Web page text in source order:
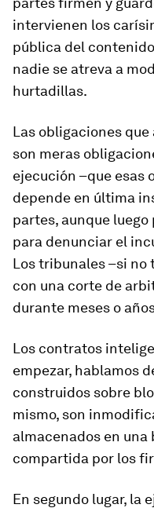
intervienen los
pública del
nadie se atreva a
hurtadillas.
Las obligaciones
son meras
ejecución –que esas
depende en última
partes, aunque
para denunciar el
Los tribunales –si no
con una corte de
durante meses o
Los contratos
empezar, hablamos
construidos sobre
mismo, son
almacenados en
compartida por los
En segundo lugar, la